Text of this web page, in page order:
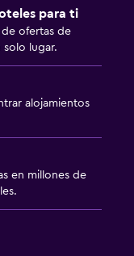
para ti
de ofertas de
solo lugar.
alojamientos
en millones de